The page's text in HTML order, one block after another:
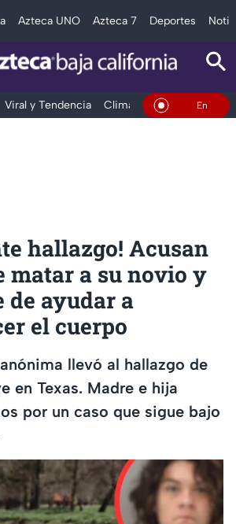
Azteca UNO Azteca 7 Deportes
Viral y Tendencia Clima Deportes En Vivo
hallazgo! Acusan
matar a su novio y
de ayudar a
el cuerpo
llevó al hallazgo de
en Texas. Madre e hija
por un caso que sigue bajo